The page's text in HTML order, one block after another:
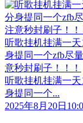
听歌挂机挂满一
身提同一个zfb尽
意秒封刷子！！！
听歌挂机挂满一
身提同一个...
2025年8月20日